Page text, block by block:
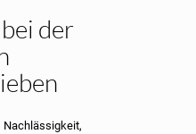
der
Nachlässigkeit,